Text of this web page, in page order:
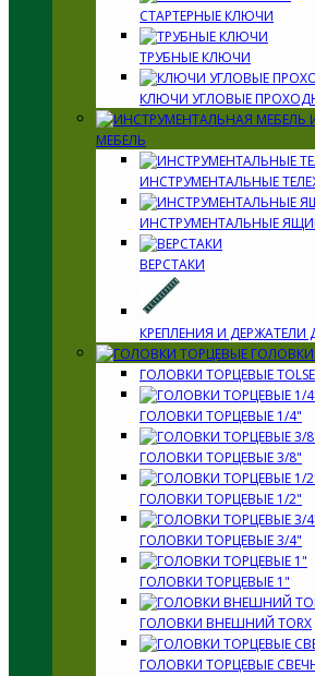
СТАРТЕРНЫЕ КЛЮЧИ
ТРУБНЫЕ КЛЮЧИ
КЛЮЧИ УГЛОВЫЕ
МЕБЕЛЬ
ИНСТРУМЕНТАЛЬНЫЕ
ИНСТРУМЕНТАЛЬНЫЕ
ВЕРСТАКИ
КРЕПЛЕНИЯ И ДЕРЖАТЕЛИ
ГОЛОВКИ ТОРЦЕВЫЕ
ГОЛОВКИ ТОРЦЕВЫЕ 1/4"
ГОЛОВКИ ТОРЦЕВЫЕ 3/8"
ГОЛОВКИ ТОРЦЕВЫЕ 1/2"
ГОЛОВКИ ТОРЦЕВЫЕ 3/4"
ГОЛОВКИ ТОРЦЕВЫЕ 1"
ГОЛОВКИ ВНЕШНИЙ TORX
ГОЛОВКИ ТОРЦЕВЫЕ